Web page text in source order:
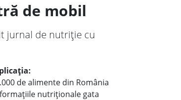
de mobil
jurnal de nutriție cu
de alimente din România
nutriționale gata